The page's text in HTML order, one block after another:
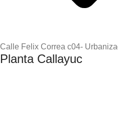
Calle Felix Correa c04-
Planta Callayuc